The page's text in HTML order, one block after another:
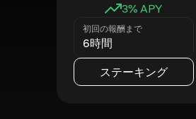
3% APY
初回の報酬まで
6時間
ステーキング